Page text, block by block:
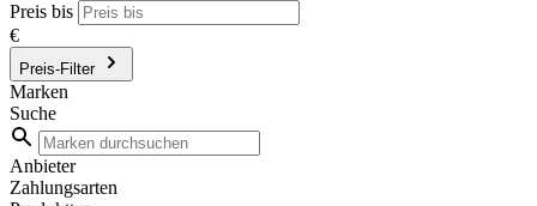
Preis bis
€
Preis-Filter
Marken
Suche
Anbieter
Zahlungsarten